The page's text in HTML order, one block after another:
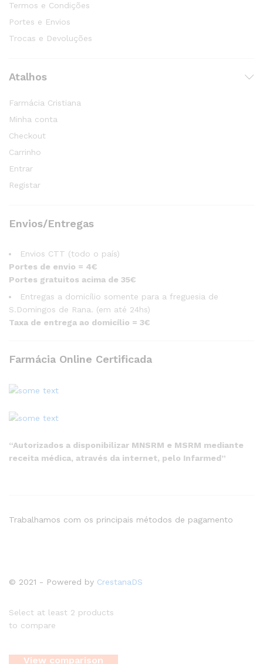
Termos e Condições
Portes e Envios
Trocas e Devoluções
Atalhos
Farmácia Cristiana
Minha conta
Checkout
Carrinho
Entrar
Registar
Envios/Entregas
Envios CTT (todo o país)
Portes de envio = 4€
Portes gratuitos acima de 35€
Entregas a domicílio somente para a freguesia de
S.Domingos de Rana. (em até 24hs)
Taxa de entrega ao domicílio = 3€
Farmácia Online Certificada
“Autorizados a disponibilizar MNSRM e MSRM mediante
receita médica, através da internet, pelo Infarmed”
© 2021 - Powered by CrestanaDS
Trabalhamos com os principais métodos de pagamento
Select at least 2 products
to compare
View comparison